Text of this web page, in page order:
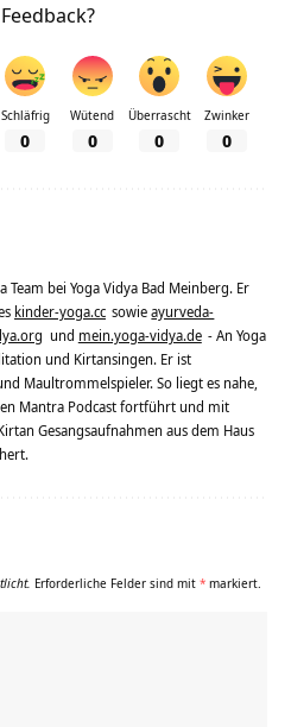
Schläfrig
0
Wütend
0
Überrascht
0
Zwinker
0
bei Yoga Vidya Bad Meinberg. Er
kinder-yoga.cc sowieayurveda-
und mein.yoga-vidya.de - An Yoga
und Kirtansingen. Er ist
Maultrommelspieler. So liegt es nahe,
Mantra Podcast fortführt und mit
Gesangsaufnahmen aus dem Haus
Erforderliche Felder sind mit * markiert.